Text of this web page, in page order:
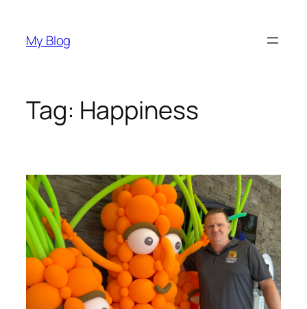
My Blog
Tag: Happiness